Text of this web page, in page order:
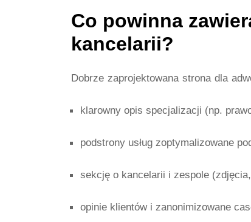
Co powinna
kancelarii?
Dobrze zaprojektowana strona dla
klarowny opis specjalizacji (np.
podstrony usług zoptymalizowane
sekcję o kancelarii i zespole
opinie klientów i zanonimizowane